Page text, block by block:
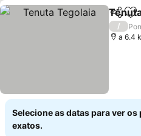
/
a 6.4
Selecione as datas para ver os
exatos.